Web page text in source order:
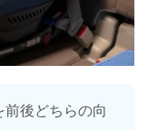
後どちらの向